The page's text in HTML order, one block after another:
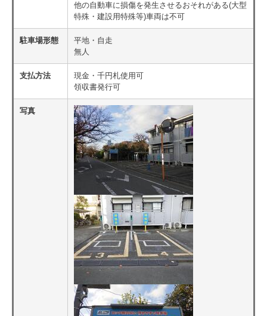
他の自動車に損傷を発生させるおそれがある(大型
特殊・建設用特殊等)車両は不可
駐車場形態
平地・自走
無人
支払方法
現金・千円札使用可
領収書発行可
写真